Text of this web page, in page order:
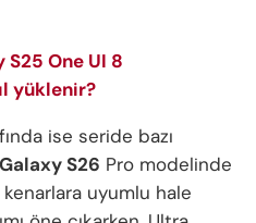
S25 One UI 8
yüklenir?
ise seride bazı
Galaxy S26 Pro modelinde
uyumlu hale